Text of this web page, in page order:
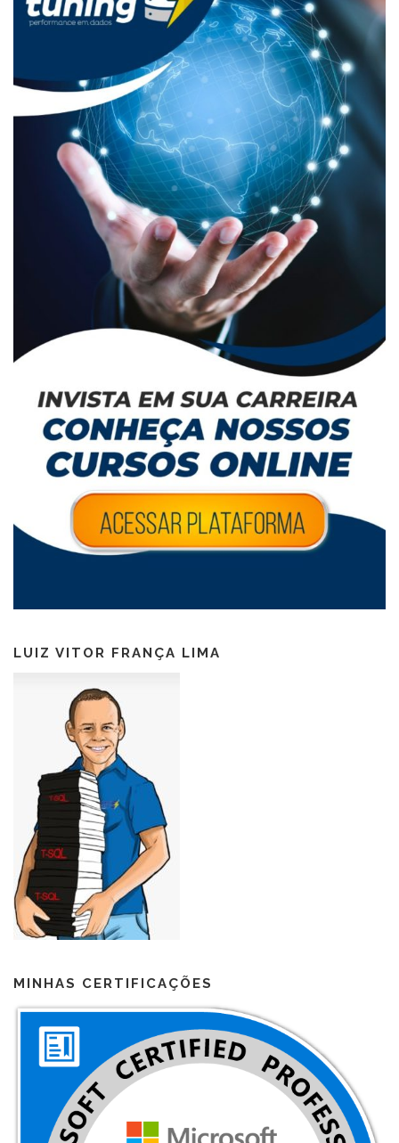
LUIZ VITOR FRANÇA LIMA
MINHAS CERTIFICAÇÕES